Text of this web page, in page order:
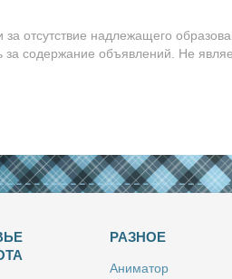
отсутствие надлежащего
за содержание объявлений. Не
РАЗНОЕ
Ани­ма­тор